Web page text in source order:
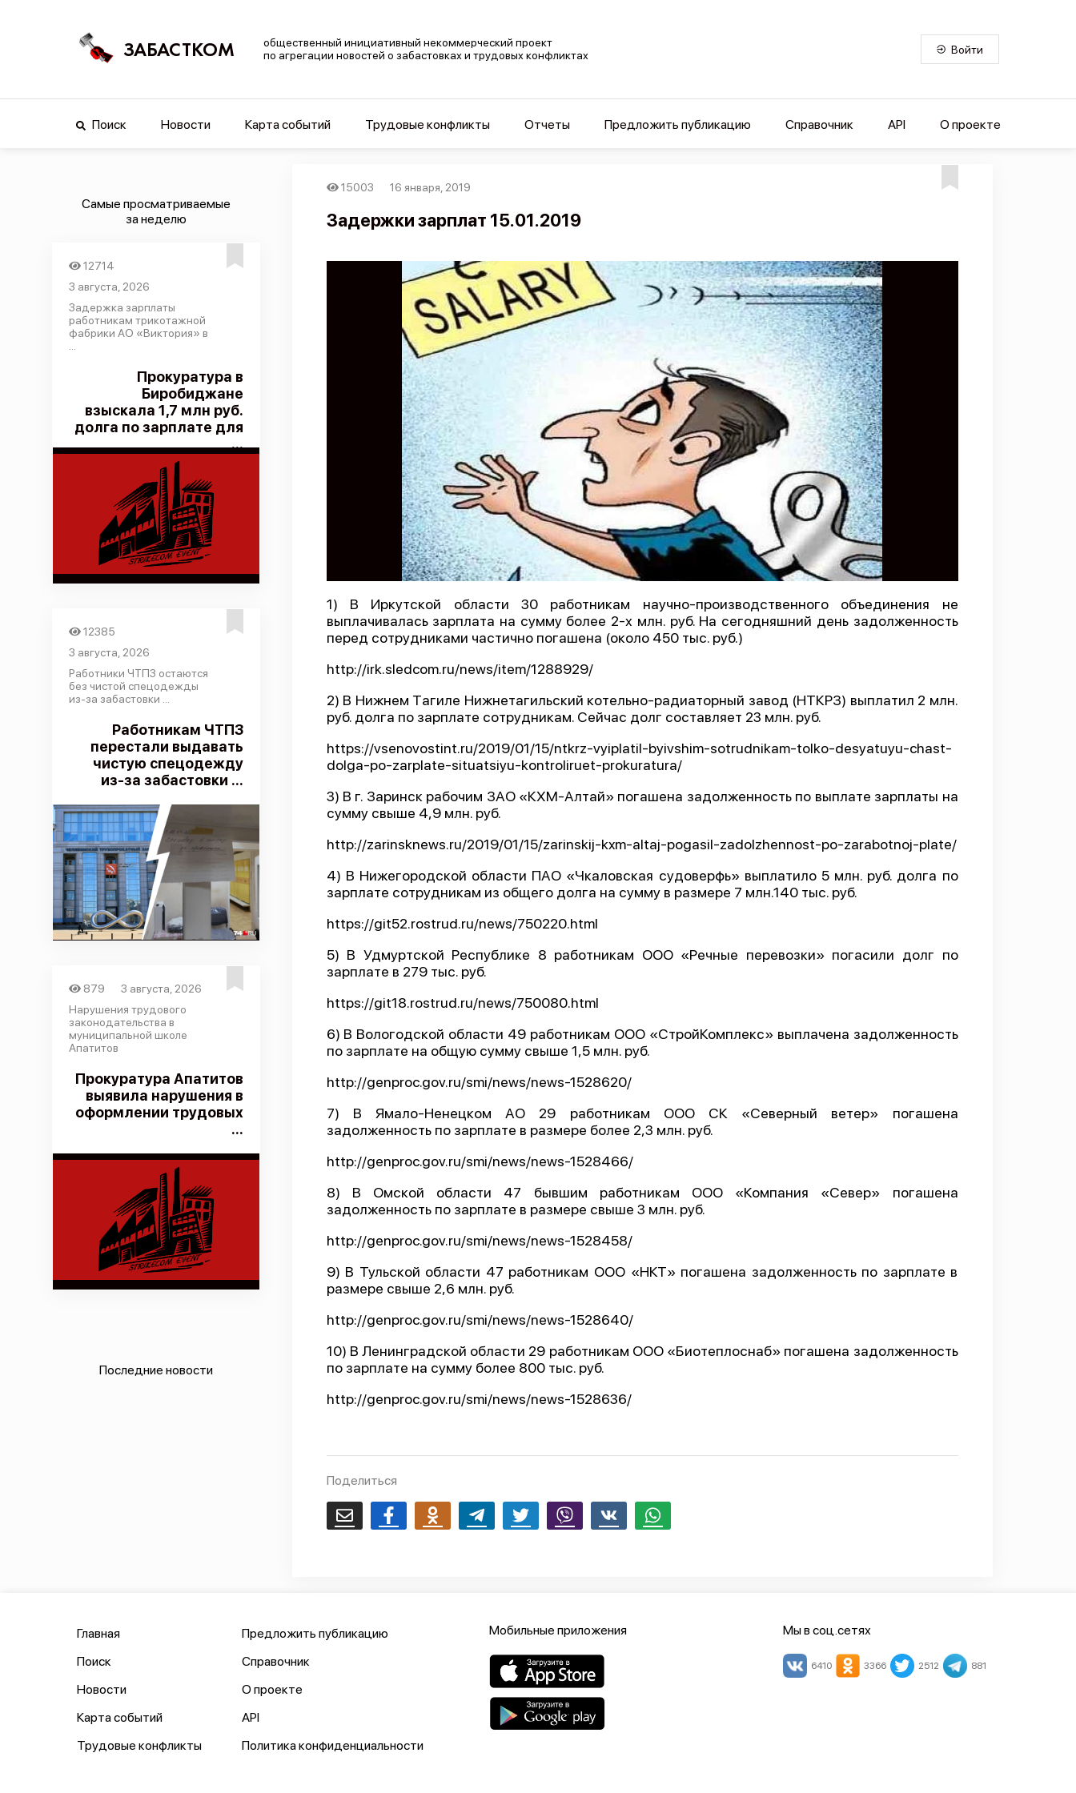
ЗАБАСТКОМ
общественный инициативный некоммерческий проект
по агрегации новостей о забастовках и трудовых конфликтах
Войти
Поиск Новости Карта событий Трудовые конфликты Отчеты Предложить публикацию Справочник API О проекте
Самые просматриваемые
за неделю
12714
3 августа, 2026
Задержка зарплаты
работникам трикотажной
фабрики АО «Виктория» в
Прокуратура в
Биробиджане
взыскала 1,7 млн руб.
долга по зарплате для
...
12385
3 августа, 2026
Работники ЧТПЗ остаются
без чистой спецодежды
из-за забастовки ...
Работникам ЧТПЗ
перестали выдавать
чистую спецодежду
из-за забастовки ...
879
3 августа, 2026
Нарушения трудового
законодательства в
муниципальной школе
Апатитов
Прокуратура Апатитов
выявила нарушения в
оформлении трудовых
...
Последние новости
15003 16 января, 2019
Задержки зарплат 15.01.2019
1) В Иркутской области 30 работникам научно-производственного объединения не
выплачивалась зарплата на сумму более 2-х млн. руб. На сегодняшний день задолженность
перед сотрудниками частично погашена (около 450 тыс. руб.)
http://irk.sledcom.ru/news/item/1288929/
2) В Нижнем Тaгиле Нижнетагильский котельно-радиаторный завод (НТКРЗ) выплатил 2 млн.
руб. долга по зарплате сотрудникам. Сейчас долг составляет 23 млн. руб.
https://vsenovostint.ru/2019/01/15/ntkrz-vyiplatil-byivshim-sotrudnikam-tolko-desyatuyu-chast-
dolga-po-zarplate-situatsiyu-kontroliruet-prokuratura/
3) В г. Заринск рабочим ЗАО «КХМ-Алтай» погашена задолженность по выплате зарплаты на
сумму свыше 4,9 млн. руб.
http://zarinsknews.ru/2019/01/15/zarinskij-kxm-altaj-pogasil-zadolzhennost-po-zarabotnoj-plate/
4) В Нижегородской области ПАО «Чкаловская судоверфь» выплатило 5 млн. руб. долга по
зарплате сотрудникам из общего долга на сумму в размере 7 млн.140 тыс. руб.
https://git52.rostrud.ru/news/750220.html
5) В Удмуртской Республике 8 работникам ООО «Речные перевозки» погасили долг по
зарплате в 279 тыс. руб.
https://git18.rostrud.ru/news/750080.html
6) В Вологодской области 49 работникам ООО «СтройКомплекс» выплачена задолженность
по зарплате на общую сумму свыше 1,5 млн. руб.
http://genproc.gov.ru/smi/news/news-1528620/
7) В Ямало-Ненецком АО 29 работникам ООО СК «Северный ветер» погашена
задолженность по зарплате в размере более 2,3 млн. руб.
http://genproc.gov.ru/smi/news/news-1528466/
8) В Омской области 47 бывшим работникам ООО «Компания «Север» погашена
задолженность по зарплате в размере свыше 3 млн. руб.
http://genproc.gov.ru/smi/news/news-1528458/
9) В Тульской области 47 работникам ООО «НКТ» погашена задолженность по зарплате в
размере свыше 2,6 млн. руб.
http://genproc.gov.ru/smi/news/news-1528640/
10) В Ленинградской области 29 работникам ООО «Биотеплоснаб» погашена задолженность
по зарплате на сумму более 800 тыс. руб.
http://genproc.gov.ru/smi/news/news-1528636/
Поделиться
Email FacebookOdnoklassnikiTelegram Twitter Viber Whatsapp
Главная
Поиск
Новости
Карта событий
Трудовые конфликты
Предложить публикацию
Справочник
О проекте
API
Политика конфиденциальности
Мобильные приложения Мы в соц.сетях
6410 3366 2512 881